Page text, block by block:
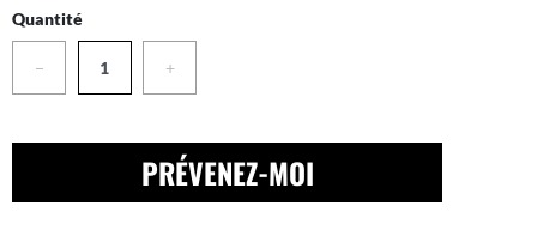
Quantité
− +
PRÉVENEZ-MOI